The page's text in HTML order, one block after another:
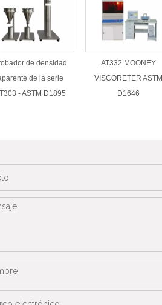
de densidad
de la serie
- ASTM D1895
AT332 MOONEY
VISCORETER ASTM
D1646